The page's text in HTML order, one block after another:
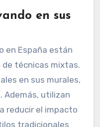
tradicionales del
por su uso del
Esta interacción
carácter efímero y
en sus